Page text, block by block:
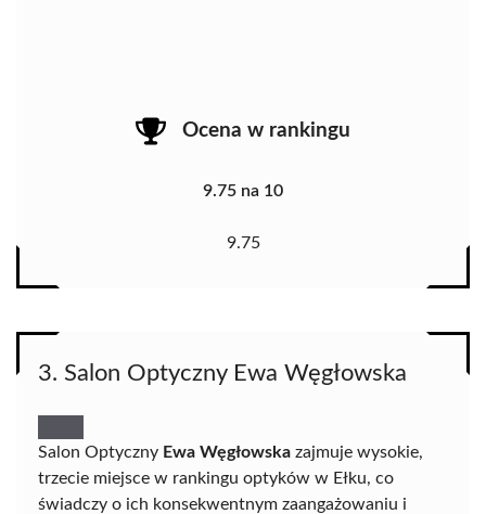
Ocena w rankingu
9.75 na 10
9.75
3. Salon Optyczny Ewa Węgłowska
Salon Optyczny Ewa Węgłowska zajmuje wysokie,
trzecie miejsce w rankingu optyków w Ełku, co
świadczy o ich konsekwentnym zaangażowaniu i